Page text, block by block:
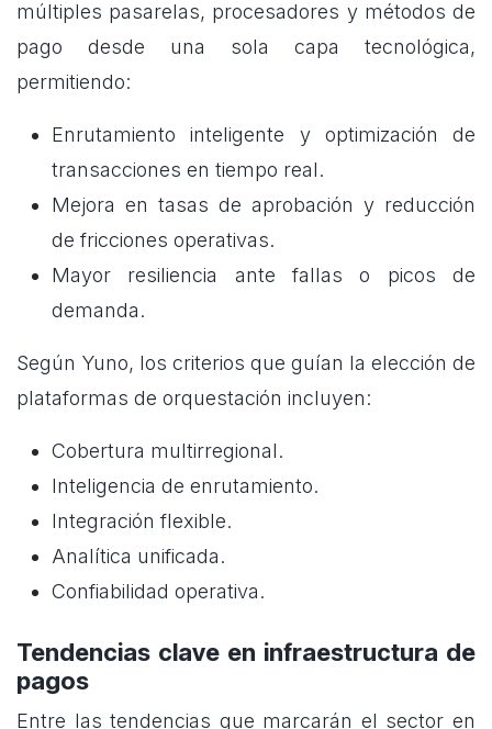
múltiples pasarelas, procesadores y métodos de
pago desde una sola capa tecnológica,
permitiendo:
Enrutamiento inteligente y optimización de
transacciones en tiempo real.
Mejora en tasas de aprobación y reducción
de fricciones operativas.
Mayor resiliencia ante fallas o picos de
demanda.
Según Yuno, los criterios que guían la elección de
plataformas de orquestación incluyen:
Cobertura multirregional.
Inteligencia de enrutamiento.
Integración flexible.
Analítica unificada.
Confiabilidad operativa.
Tendencias clave en infraestructura de
pagos
Entre las tendencias que marcarán el sector en